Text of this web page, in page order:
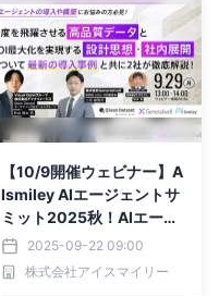
【10/9開催ウェビナー】A
Ismiley AIエージェントサ
ミット2025秋！AIエージ
ェントが拓く、働き方の新
常識！活用シーン別に確認
する社内DX推進のコツを
2025-09-22 09:00
株式会社アイスマイリー